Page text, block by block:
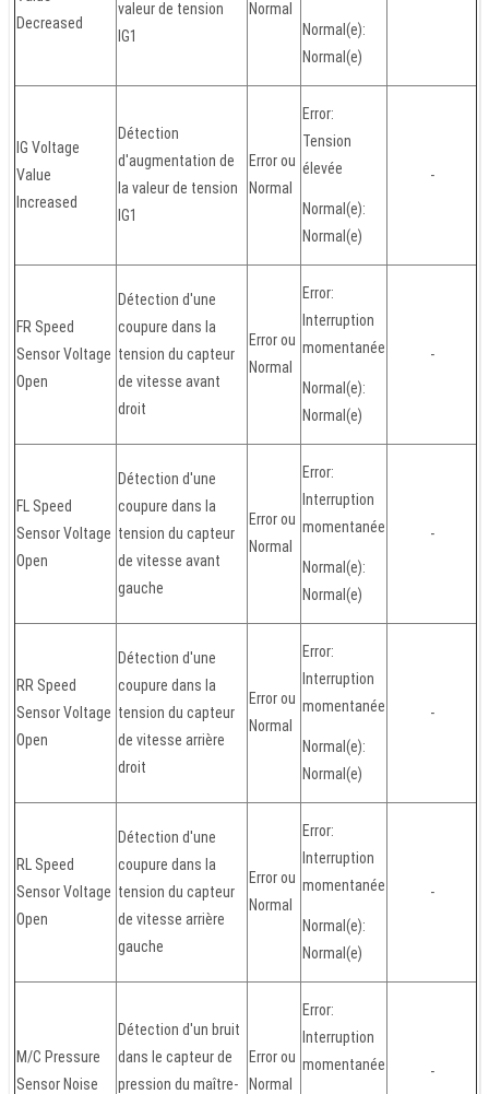
Decreased
valeur de tension
IG1
Normal
Normal(e):
Normal(e)
IG Voltage
Value
Increased
Détection
d'augmentation de
la valeur de tension
IG1
Error ou
Normal
Error:
Tension
élevée
Normal(e):
Normal(e)
-
FR Speed
Sensor Voltage
Open
Détection d'une
coupure dans la
tension du capteur
de vitesse avant
droit
Error ou
Normal
Error:
Interruption
momentanée
Normal(e):
Normal(e)
-
FL Speed
Sensor Voltage
Open
Détection d'une
coupure dans la
tension du capteur
de vitesse avant
gauche
Error ou
Normal
Error:
Interruption
momentanée
Normal(e):
Normal(e)
-
RR Speed
Sensor Voltage
Open
Détection d'une
coupure dans la
tension du capteur
de vitesse arrière
droit
Error ou
Normal
Error:
Interruption
momentanée
Normal(e):
Normal(e)
-
RL Speed
Sensor Voltage
Open
Détection d'une
coupure dans la
tension du capteur
de vitesse arrière
gauche
Error ou
Normal
Error:
Interruption
momentanée
Normal(e):
Normal(e)
-
M/C Pressure
Sensor Noise
Détection d'un bruit
dans le capteur de
pression du maître-
Error ou
Normal
Error:
Interruption
momentanée
-